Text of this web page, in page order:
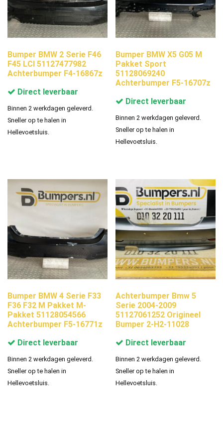
Bumper BMW 2 Serie F46
F45 LCI 51127477982
Achterbumper F4-16867z
Direct leverbaar
Binnen 2 werkdagen geleverd.
Sneller op te halen in
Hellevoetsluis.
Bumper BMW X5 G05 M
Pakket Sport
51128069240
Achterbumper F5-16707z
Direct leverbaar
Binnen 2 werkdagen geleverd.
Sneller op te halen in
Hellevoetsluis.
Bumper BMW 4 Serie F33
F36 F32 M Pakket M-
Pakket 51128054566
Achterbumper F5-16771z
Direct leverbaar
Binnen 2 werkdagen geleverd.
Sneller op te halen in
Hellevoetsluis.
Achterbumper Bmw 5
Serie 2004-2009
51127061252 Origineel
Bumper 2-H2-11028
Direct leverbaar
Binnen 2 werkdagen geleverd.
Sneller op te halen in
Hellevoetsluis.